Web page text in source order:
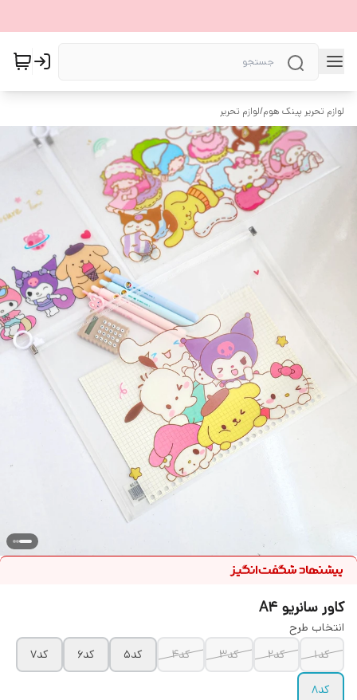
لوازم تحریر پینک هوم/لوازم تحریر
کاور سانریو A4
انتخاب طرح
کد۱
کد۲ کد۳ کد۴ کد۵ کد۶ کد۷
کد۸